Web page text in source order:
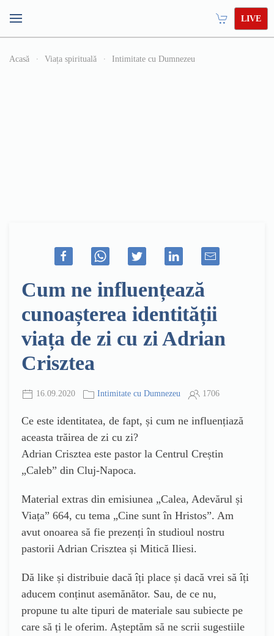
LIVE
Acasă Viața spirituală Intimitate cu Dumnezeu
Cum ne influențează
cunoașterea identității
viața de zi cu zi Adrian
Crisztea
16.09.2020 Intimitate cu Dumnezeu 1706
Ce este identitatea, de fapt, și cum ne influențiază
aceasta trăirea de zi cu zi?
Adrian Crisztea este pastor la Centrul Creștin
„Caleb” din Cluj-Napoca.
Material extras din emisiunea „Calea, Adevărul și
Viața” 664, cu tema „Cine sunt în Hristos”. Am
avut onoarea să fie prezenți în studioul nostru
pastorii Adrian Crisztea și Mitică Iliesi.
Dă like și distribuie dacă îți place și dacă vrei să îți
aducem conținut asemănător. Sau, de ce nu,
propune tu alte tipuri de materiale sau subiecte pe
care să ți le oferim. Așteptăm să ne scrii sugestiile